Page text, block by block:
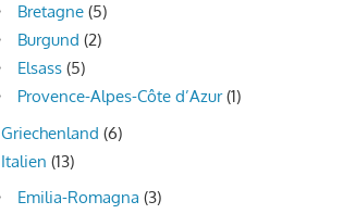
Bretagne (5)
Burgund (2)
Elsass (5)
Provence-Alpes-Côte d’Azur(1)
Griechenland (6)
Italien (13)
Emilia-Romagna (3)